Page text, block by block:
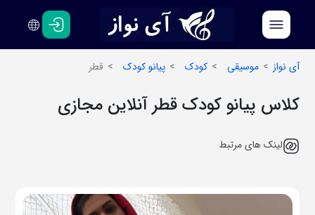
فارسی
انگلیسی
آی نواز
موسیقی کودک پیانو کودک قطر
کلاس پیانو کودک قطر آنلاین مجازی
لینک های مرتبط